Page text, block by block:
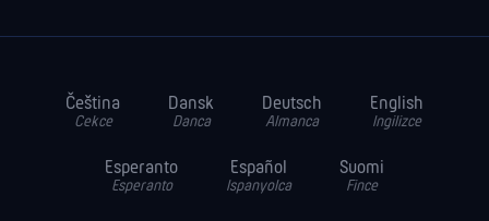
Čeština
Cekce
Dansk
Danca
Deutsch
Almanca
English
Ingilizce
Esperanto
Esperanto
Español
Ispanyolca
Suomi
Fince